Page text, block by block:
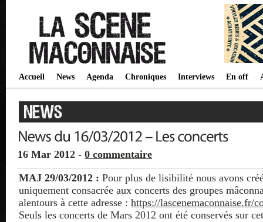
Accueil News Agenda Chroniques Interviews En off
16 Mar 2012 - 0 commentaire
MAJ 29/03/2012 : Pour plus de lisibilité nous avons
uniquement consacrée aux concerts des groupes
alentours à cette adresse : https://lascenemaconnaise.fr/
Seuls les concerts de Mars 2012 ont été conservés sur